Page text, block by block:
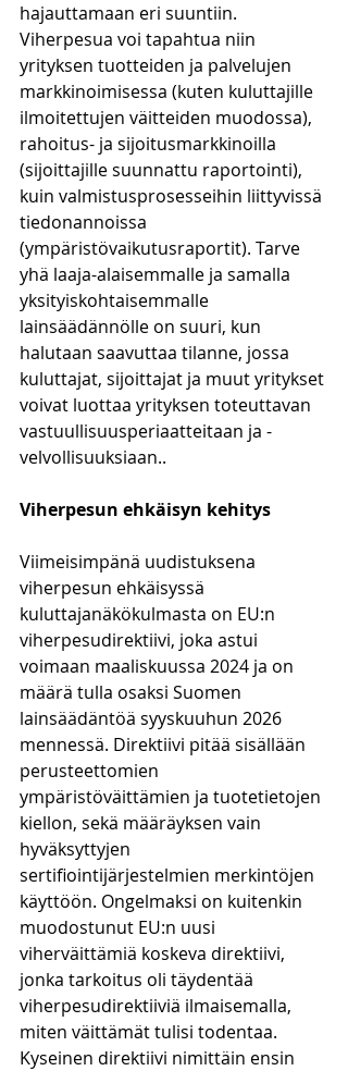
hajauttamaan eri suuntiin.
Viherpesua voi tapahtua niin
yrityksen tuotteiden ja palvelujen
markkinoimisessa (kuten kuluttajille
ilmoitettujen väitteiden muodossa),
rahoitus- ja sijoitusmarkkinoilla
(sijoittajille suunnattu raportointi),
kuin valmistusprosesseihin liittyvissä
tiedonannoissa
(ympäristövaikutusraportit). Tarve
yhä laaja-alaisemmalle ja samalla
yksityiskohtaisemmalle
lainsäädännölle on suuri, kun
halutaan saavuttaa tilanne, jossa
kuluttajat, sijoittajat ja muut yritykset
voivat luottaa yrityksen toteuttavan
vastuullisuusperiaatteitaan ja -
velvollisuuksiaan..
Viherpesun ehkäisyn kehitys
Viimeisimpänä uudistuksena
viherpesun ehkäisyssä
kuluttajanäkökulmasta on EU:n
viherpesudirektiivi, joka astui
voimaan maaliskuussa 2024 ja on
määrä tulla osaksi Suomen
lainsäädäntöä syyskuuhun 2026
mennessä. Direktiivi pitää sisällään
perusteettomien
ympäristöväittämien ja tuotetietojen
kiellon, sekä määräyksen vain
hyväksyttyjen
sertifiointijärjestelmien merkintöjen
käyttöön. Ongelmaksi on kuitenkin
muodostunut EU:n uusi
viherväittämiä koskeva direktiivi,
jonka tarkoitus oli täydentää
viherpesudirektiiviä ilmaisemalla,
miten väittämät tulisi todentaa.
Kyseinen direktiivi nimittäin ensin